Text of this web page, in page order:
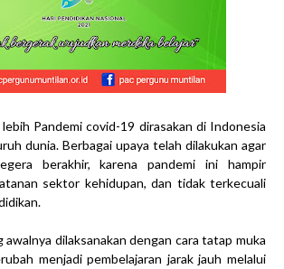
Pandemi covid-19 dirasakan di Indonesia
dunia. Berbagai upaya telah dilakukan agar
berakhir, karena pandemi ini hampir
sektor kehidupan, dan tidak terkecuali
awalnya dilaksanakan dengan cara tatap muka
menjadi pembelajaran jarak jauh melalui